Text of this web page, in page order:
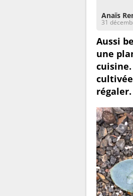
Anaïs
31
Aussi
une
régaler.